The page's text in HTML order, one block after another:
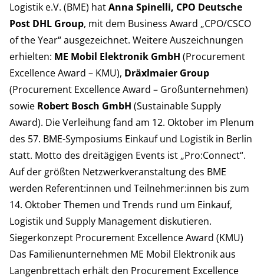
Logistik e.V. (BME) hatAnna Spinelli, CPO Deutsche
Post DHL Group, mit dem Business Award „CPO/CSCO
of the Year“ ausgezeichnet. Weitere Auszeichnungen
erhielten: ME Mobil Elektronik GmbH (Procurement
Excellence Award – KMU), Dräxlmaier Group
(Procurement Excellence Award – Großunternehmen)
sowie Robert Bosch GmbH (Sustainable Supply
Award). Die Verleihung fand am 12. Oktober im Plenum
des 57. BME-Symposiums Einkauf und Logistik in Berlin
statt. Motto des dreitägigen Events ist „Pro:Connect“.
Auf der größten Netzwerkveranstaltung des BME
werden Referent:innen und Teilnehmer:innen bis zum
14. Oktober Themen und Trends rund um Einkauf,
Logistik und Supply Management diskutieren.
Siegerkonzept Procurement Excellence Award (KMU)
Das Familienunternehmen ME Mobil Elektronik aus
Langenbrettach erhält den Procurement Excellence